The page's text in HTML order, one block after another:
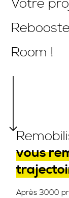
Votre
Room !
vous
Après 3000